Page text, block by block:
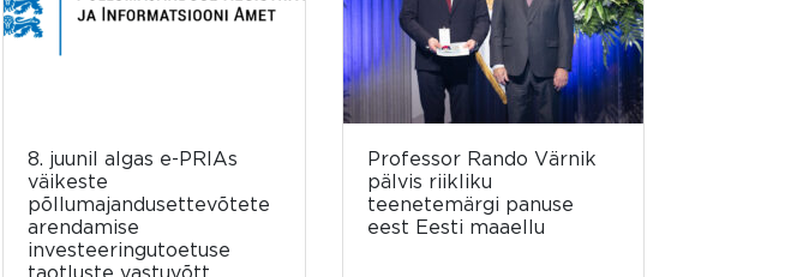
8. juunil algas e-PRIAs
väikeste
põllumajandusettevõtete
arendamise
investeeringutoetuse
taotluste vastuvõtt.
Professor Rando Värnik
pälvis riikliku
teenetemärgi panuse
eest Eesti maaellu